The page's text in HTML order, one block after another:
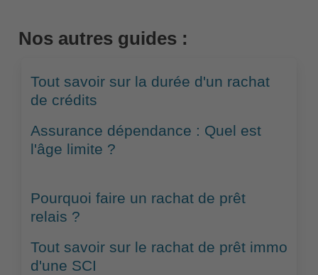
Nos autres guides :
Tout savoir sur la durée d'un rachat
de crédits
Assurance dépendance : Quel est
l'âge limite ?
Pourquoi faire un rachat de prêt
relais ?
Tout savoir sur le rachat de prêt immo
d'une SCI